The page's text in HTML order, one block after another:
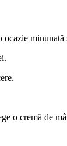
o cremă